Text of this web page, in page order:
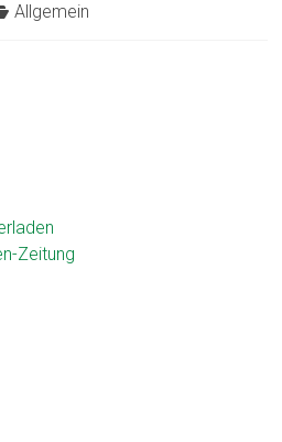
Allgemein
Zeitung